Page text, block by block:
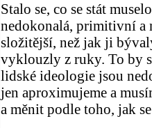
Stalo se, co se stát
nedokonalá, primitivní a
složitější, než jak ji
vyklouzly z ruky. To by
lidské ideologie jsou
jen aproximujeme a
a měnit podle toho, jak